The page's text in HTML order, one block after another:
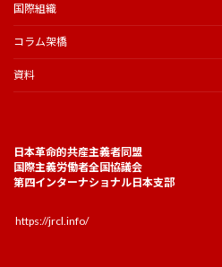
国際組織
コラム架橋
資料
日本革命的共産主義者同盟
国際主義労働者全国協議会
第四インターナショナル日本支部
https://jrcl.info/